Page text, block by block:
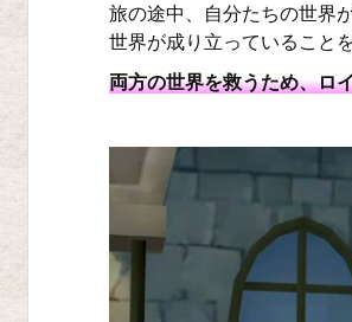
T
E
R
イ
ズ
ブ
旅の途中、自分たちの世界
世界が成り立っていること
両方の世界を救うため、ロ